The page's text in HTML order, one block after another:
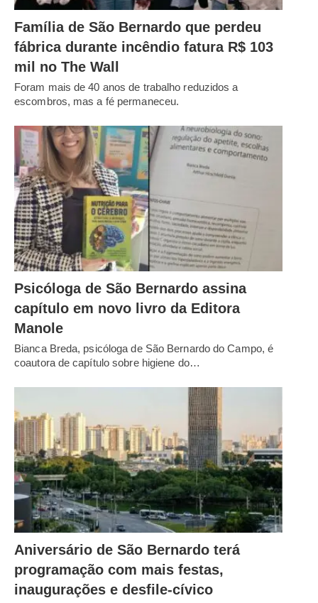
Família de São Bernardo que perdeu
fábrica durante incêndio fatura R$ 103
mil no The Wall
Foram mais de 40 anos de trabalho reduzidos a
escombros, mas a fé permaneceu.
Psicóloga de São Bernardo assina
capítulo em novo livro da Editora
Manole
Bianca Breda, psicóloga de São Bernardo do Campo, é
coautora de capítulo sobre higiene do…
Aniversário de São Bernardo terá
programação com mais festas,
inaugurações e desfile-cívico